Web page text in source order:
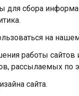
для сбора
на
работы
рассылаемых по
сайта.